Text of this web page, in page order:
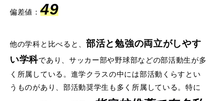
偏差値：49
他の学科と比べると、 部活と勉強の両立がしやす
い学科であり、サッカー部や野球部などの部活動生が多
く所属している。進学クラスの中には部活動くらすとい
うものがあり、部活動奨学生も多く所属している。特に